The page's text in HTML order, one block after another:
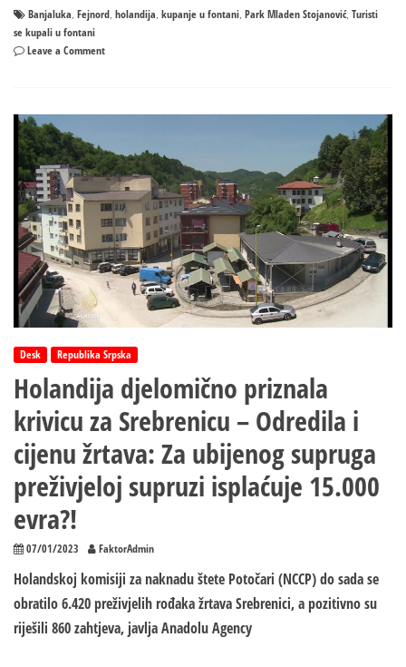
Banjaluka, Fejnord, holandija, kupanje u fontani, Park Mladen Stojanović, Turisti
se kupali u fontani
Leave a Commenton
u
Parku
Mladen
Stojanović
–
Slavili
TITULU
FEJNORDA?!
Desk Republika Srpska
Holandija djelomično priznala
krivicu za Srebrenicu – Odredila i
cijenu žrtava: Za ubijenog supruga
preživjeloj supruzi isplaćuje 15.000
evra?!
07/01/2023 FaktorAdmin
Holandskoj komisiji za naknadu štete Potočari (NCCP) do sada se
obratilo 6.420 preživjelih rođaka žrtava Srebrenici, a pozitivno su
riješili 860 zahtjeva, javlja Anadolu Agency